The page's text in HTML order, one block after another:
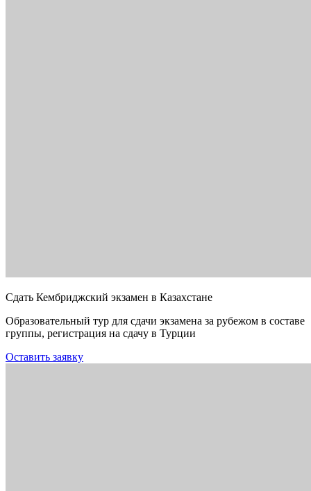
Сдать Кембриджский экзамен в Казахстане
Образовательный тур для сдачи экзамена за рубежом в составе
группы, регистрация на сдачу в Турции
Оставить заявку